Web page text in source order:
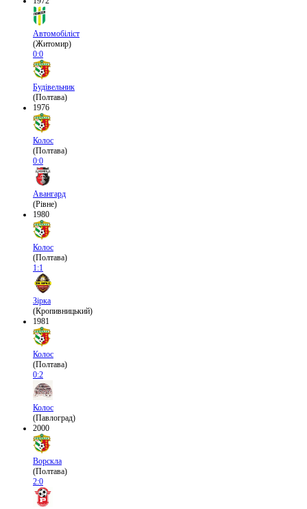
Автомобіліст
(Житомир)
0:0
Будівельник
(Полтава)
1976
Колос
(Полтава)
0:0
Авангард
(Рівне)
1980
Колос
(Полтава)
1:1
Зірка
(Кропивницький)
1981
Колос
(Полтава)
0:2
Колос
(Павлоград)
2000
Ворскла
(Полтава)
2:0